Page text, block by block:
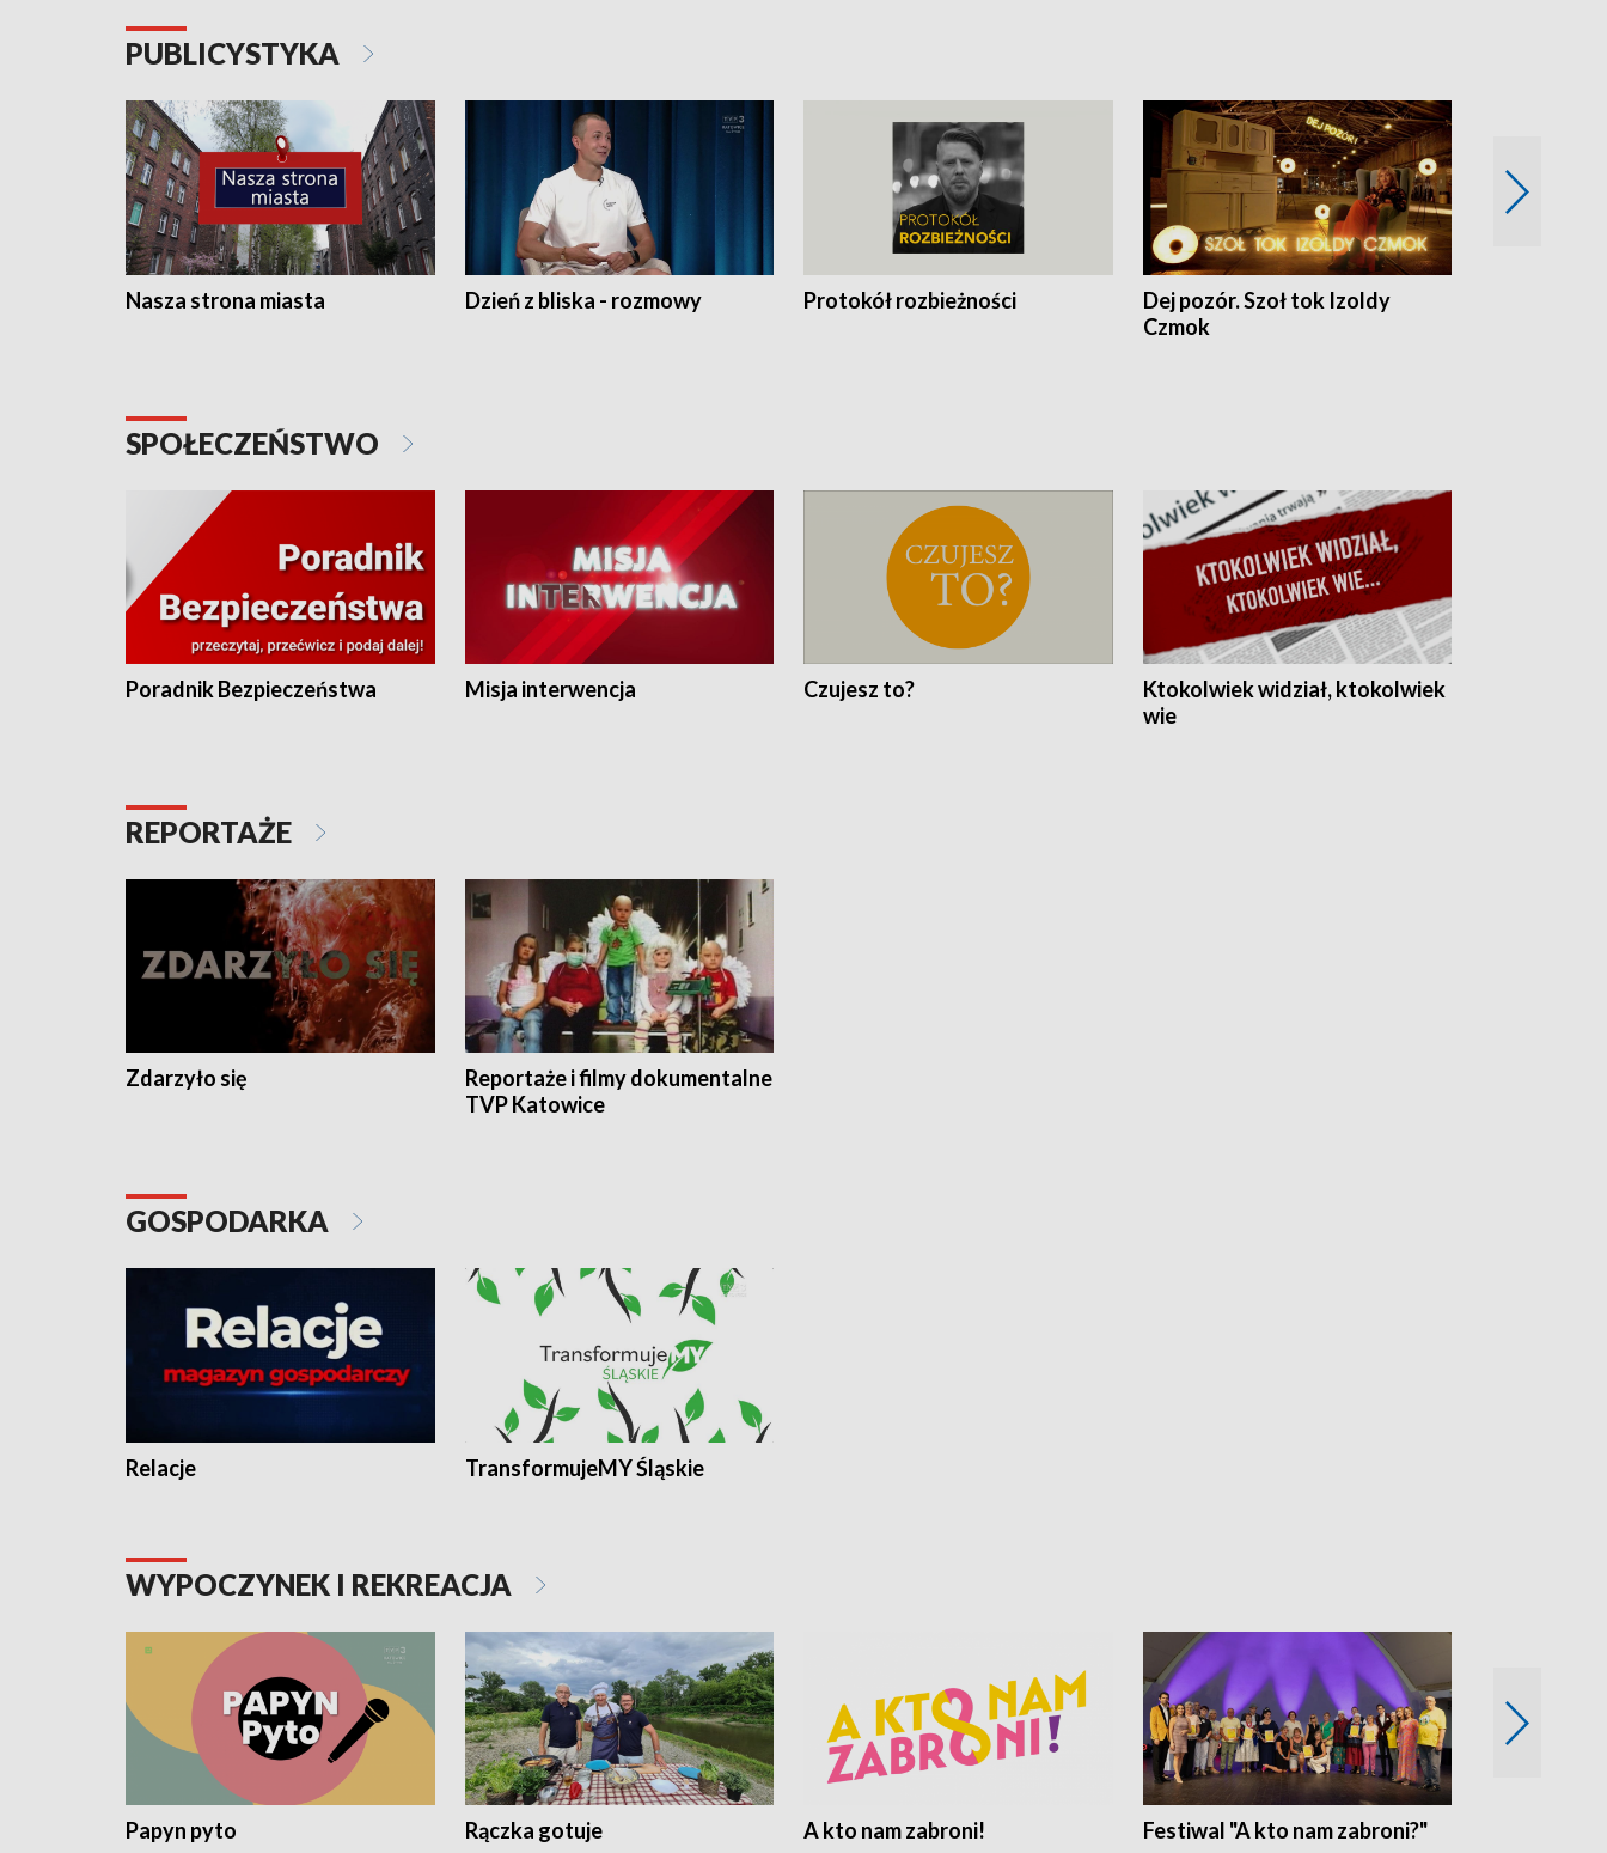
PUBLICYSTYKA
Nasza strona miasta Dzień z bliska - rozmowy Protokół rozbieżności
Dej pozór. Szoł tok Izoldy
Czmok
SPOŁECZEŃSTWO
Poradnik Bezpieczeństwa Misja interwencja Czujesz to?
Ktokolwiek widział, ktokolwiek
wie
REPORTAŻE
Zdarzyło się
Reportaże i filmy dokumentalne
TVP Katowice
GOSPODARKA
Relacje TransformujeMY Śląskie
WYPOCZYNEK I REKREACJA
Papyn pyto Rączka gotuje A kto nam zabroni! Festiwal "A kto nam zabroni?"